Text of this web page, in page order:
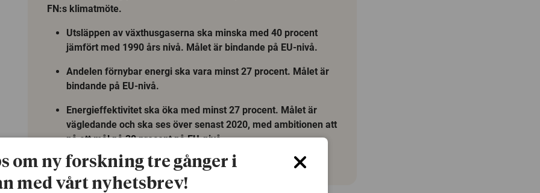
FN:s klimatmöte.
Utsläppen av växthusgaserna ska minska med 40 procent
jämfört med 1990 års nivå. Målet är bindande på EU-nivå.
Andelen förnybar energi ska vara minst 27 procent. Målet är
bindande på EU-nivå.
Energieffektivitet ska öka med minst 27 procent. Målet är
vägledande och ska ses över senast 2020, med ambitionen att
nå ett mål på 30 procent på EU-nivå.
om ny forskning tre gånger i
med vårt nyhetsbrev!